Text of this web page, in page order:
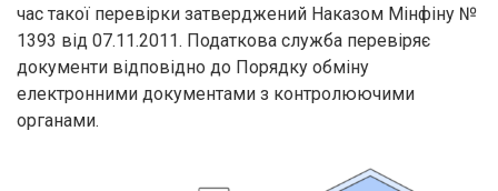
час такої перевірки затверджений Наказом Мінфіну №
1393 від 07.11.2011. Податкова служба перевіряє
документи відповідно до Порядку обміну
електронними документами з контролюючими
органами.